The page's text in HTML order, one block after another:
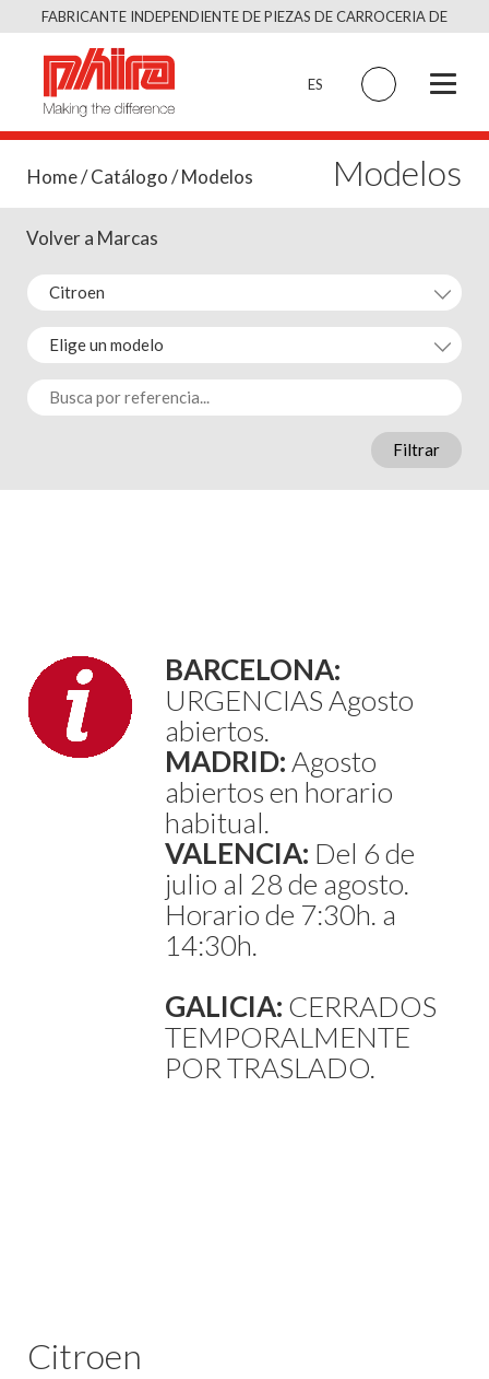
Saltar
FABRICANTE INDEPENDIENTE DE PIEZAS DE CARROCERIA DE
CALIDAD EQUIVALENTE AL ORIGINAL
ES
Home/Catálogo/ Modelos Modelos
Volver a Marcas
Filtrar
BARCELONA:
URGENCIAS Agosto
abiertos.
MADRID:Agosto
abiertos en horario
habitual.
VALENCIA: Del 6 de
julio al 28 de agosto.
Horario de 7:30h. a
14:30h.
GALICIA: CERRADOS
TEMPORALMENTE
POR TRASLADO.
Citroen